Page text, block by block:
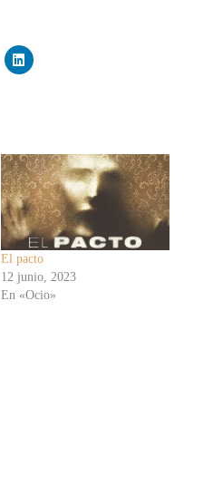
El pacto
12 junio, 2023
En «Ocio»